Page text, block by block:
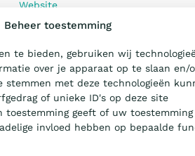
Beheer toestemming
te bieden, gebruiken wij
over je apparaat op te slaan en/
stemmen met deze technologieën
of unieke ID's op deze site
toestemming geeft of uw toestemming
invloed hebben op bepaalde
Website
Certificeren
Artikels